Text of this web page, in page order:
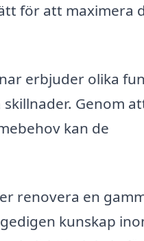
för att maximera
erbjuder olika
Genom
kan de
renovera en
kunskap